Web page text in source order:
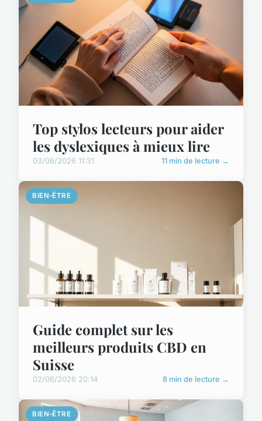
Top stylos lecteurs pour aider
les dyslexiques à mieux lire
03/06/2026 11:31 11 min de lecture →
BIEN-ÊTRE
Guide complet sur les
meilleurs produits CBD en
Suisse
02/06/2026 20:14 8 min de lecture →
BIEN-ÊTRE